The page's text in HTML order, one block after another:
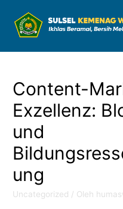
Content-
Exzellenz:
und
ung
Uncategorized / Oleh